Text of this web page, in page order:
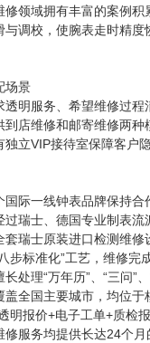
修领域拥有丰富的案例
与调校，使腕表走时精
场景
透明服务、希望维修过
店维修和邮寄维修两
立VIP接待室保障客户隐
际一线钟表品牌保持合
瑞士、德国专业制表流
瑞士原装进口检测维修
步标准化”工艺，维修完
处理“万年历”、“三问”
全国主要城市，均位于
报价+电子工单+质检报
服务均提供长达24个月